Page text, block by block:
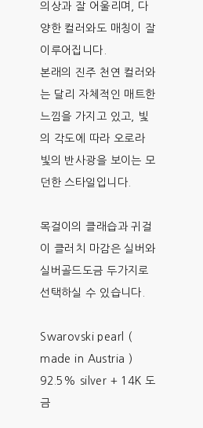
의상과 잘 어울리며, 다
양한 컬러와도 매칭이 잘
이루어집니다.
본래의 진주 천연 컬러와
는 달리 자체적인 매트한
느낌을 가지고 있고, 빛
의 각도에 따라 오로라
빛의 반사광을 보이는 모
던한 스타일입니다.
목걸이의 클래습과 귀걸
이 클러치 마감은 실버와
실버골드도금 두가지로
선택하실 수 있습니다.
Swarovski pearl (
made in Austria )
92.5% silver + 14K 도
금